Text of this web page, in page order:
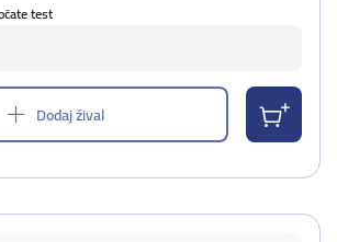
test
Dodaj žival